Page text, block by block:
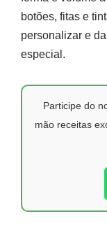
botões, fitas e
personalizar e
especial.
Participe do
mão receitas